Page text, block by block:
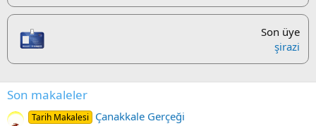
Son üye
şirazi
Son makaleler
Tarih Makalesi
Çanakkale Gerçeği